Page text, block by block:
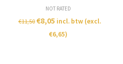
NOT RATED
€11,50 €8,05 incl. btw (excl.
€6,65)